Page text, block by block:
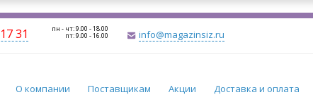
31 пн - чт: 9.00 - 18.00
пт: 9.00 - 16.00 info@magazinsiz.ru
О компании Поставщикам Акции Доставка и оплата